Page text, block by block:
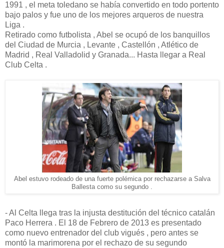
1991 , el meta toledano se había convertido en todo portento
bajo palos y fue uno de los mejores arqueros de nuestra
Liga .
Retirado como futbolista , Abel se ocupó de los banquillos
del Ciudad de Murcia , Levante , Castellón , Atlético de
Madrid , Real Valladolid y Granada... Hasta llegar a Real
Club Celta .
Abel estuvo rodeado de una fuerte polémica por rechazarse a Salva
Ballesta como su segundo .
- Al Celta llega tras la injusta destitución del técnico catalán
Paco Herrera . El 18 de Febrero de 2013 es presentado
como nuevo entrenador del club vigués , pero antes se
montó la marimorena por el rechazo de su segundo